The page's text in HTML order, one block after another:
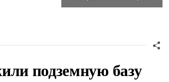
подземную базу